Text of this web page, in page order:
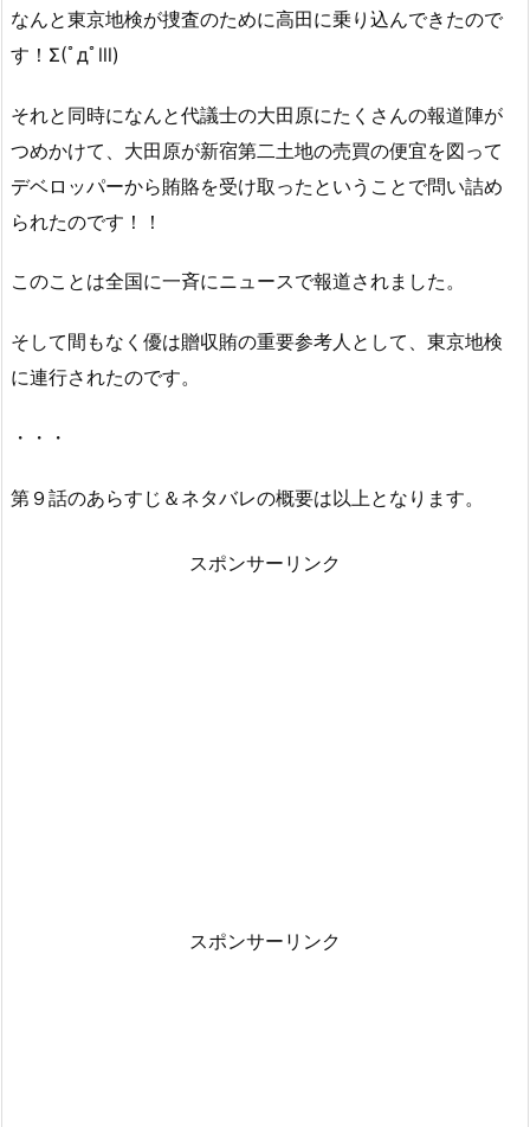
なんと東京地検が捜査のために高田に乗り込んできたので
す！Σ(ﾟдﾟlll)
それと同時になんと代議士の大田原にたくさんの報道陣が
つめかけて、大田原が新宿第二土地の売買の便宜を図って
デベロッパーから賄賂を受け取ったということで問い詰め
られたのです！！
このことは全国に一斉にニュースで報道されました。
そして間もなく優は贈収賄の重要参考人として、東京地検
に連行されたのです。
・・・
第９話のあらすじ＆ネタバレの概要は以上となります。
スポンサーリンク
スポンサーリンク